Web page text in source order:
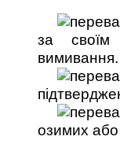
за
вимивання.
озимих або